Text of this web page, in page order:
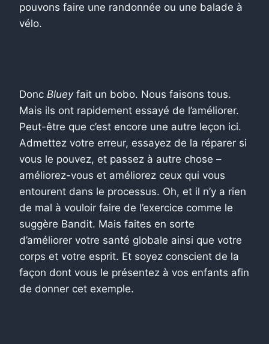
pouvons faire une randonnée ou une balade à
vélo.
Donc Blueyfait un bobo. Nous faisons tous.
Mais ils ont rapidement essayé de l’améliorer.
Peut-être que c’est encore une autre leçon ici.
Admettez votre erreur, essayez de la réparer si
vous le pouvez, et passez à autre chose –
améliorez-vous et améliorez ceux qui vous
entourent dans le processus. Oh, et il n’y a rien
de mal à vouloir faire de l’exercice comme le
suggère Bandit. Mais faites en sorte
d’améliorer votre santé globale ainsi que votre
corps et votre esprit. Et soyez conscient de la
façon dont vous le présentez à vos enfants afin
de donner cet exemple.